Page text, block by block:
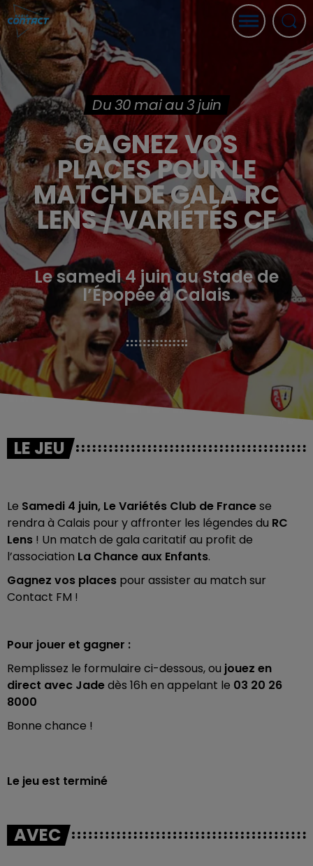
Du 30 mai au 3 juin
GAGNEZ VOS
PLACES POUR LE
MATCH DE GALA RC
LENS / VARIÉTÉS CF
Le samedi 4 juin au Stade de
l’Épopée à Calais
LE JEU
Le Samedi 4 juin, Le Variétés Club de Francese
rendra à Calais pour y affronter les légendes du RC
Lens ! Un match de gala caritatif au profit de
l’association La Chance aux Enfants.
Gagnez vos places pour assister au match sur
Contact FM !
Pour jouer et gagner :
Remplissez le formulaire ci-dessous, ou jouez en
direct avec Jadedès 16h en appelant le 03 20 26
8000
Bonne chance !
Le jeu est terminé
AVEC